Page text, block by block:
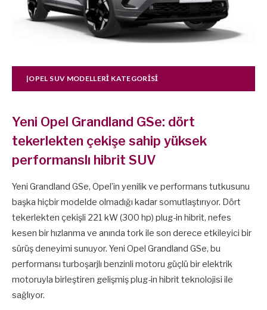
|OPEL SUV MODELLERI KATEGORISI
Yeni Opel Grandland GSe: dört
tekerlekten çekişe sahip yüksek
performanslı hibrit SUV
Yeni Grandland GSe, Opel’in yenilik ve performans tutkusunu
başka hiçbir modelde olmadığı kadar somutlaştırıyor. Dört
tekerlekten çekişli 221 kW (300 hp) plug-in hibrit, nefes
kesen bir hızlanma ve anında tork ile son derece etkileyici bir
sürüş deneyimi sunuyor. Yeni Opel Grandland GSe, bu
performansı turboşarjlı benzinli motoru güçlü bir elektrik
motoruyla birleştiren gelişmiş plug-in hibrit teknolojisi ile
sağlıyor.